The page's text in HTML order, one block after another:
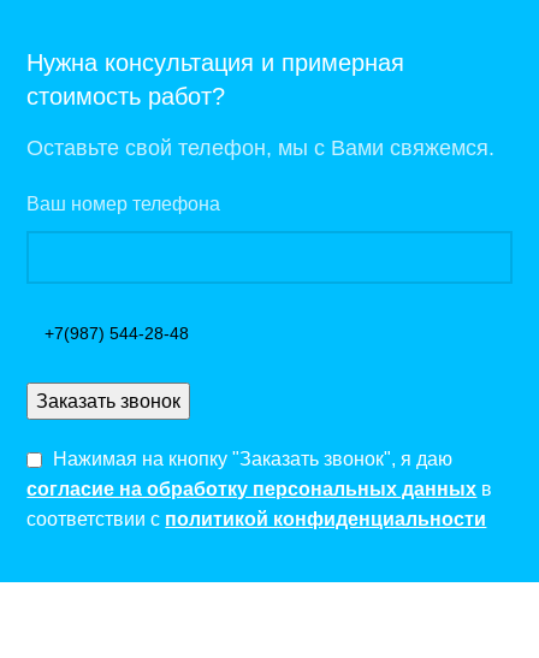
Нужна консультация и примерная
стоимость работ?
Оставьте свой телефон, мы с Вами свяжемся.
Ваш номер телефона
Нажимая на кнопку "Заказать звонок", я даю
согласие на обработку персональных данных в
соответствии с политикой конфиденциальности